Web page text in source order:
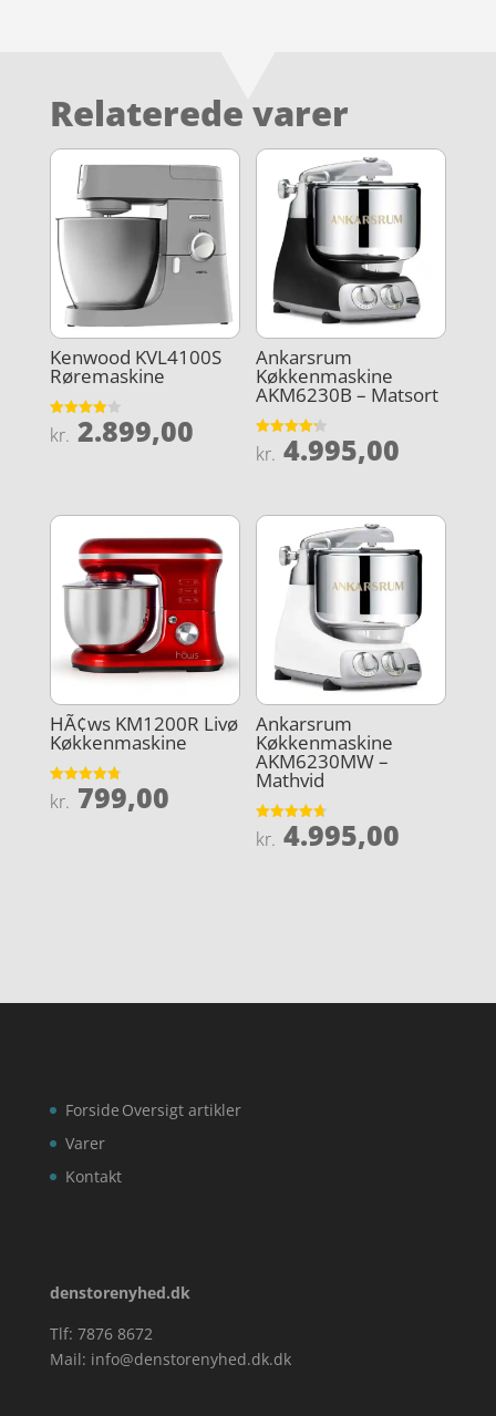
Relaterede varer
Kenwood KVL4100S
Røremaskine
Vurderet
4
kr. 2.899,00
Ankarsrum
Køkkenmaskine
AKM6230B – Matsort
Vurderet
4.2
kr. 4.995,00
HÃ¢ws KM1200R Livø
Køkkenmaskine
Vurderet
4.8
kr. 799,00
Ankarsrum
Køkkenmaskine
AKM6230MW –
Mathvid
Vurderet
4.7
kr. 4.995,00
Forside
Varer
Kontakt
Oversigt artikler
denstorenyhed.dk
Tlf: 7876 8672
Mail: info@denstorenyhed.dk.dk